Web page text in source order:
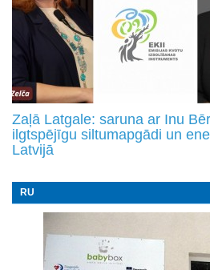
Zaļā Latgale: saruna ar Inu
ilgtspējīgu siltumapgādi un
Latvijā
RU